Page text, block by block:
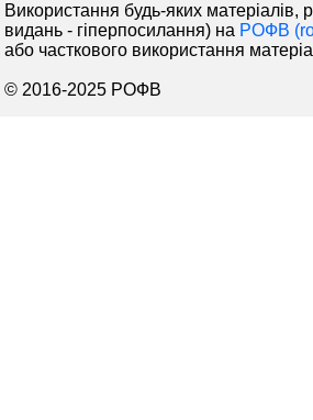
Використання будь-яких матеріалів,
видань - гіперпосилання) на РОФВ
або часткового використання
© 2016-2025 РОФВ